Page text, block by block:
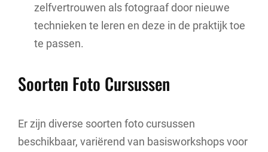
zelfvertrouwen als fotograaf door nieuwe
technieken te leren en deze in de praktijk toe
te passen.
Soorten Foto Cursussen
Er zijn diverse soorten foto cursussen
beschikbaar, variërend van basisworkshops voor